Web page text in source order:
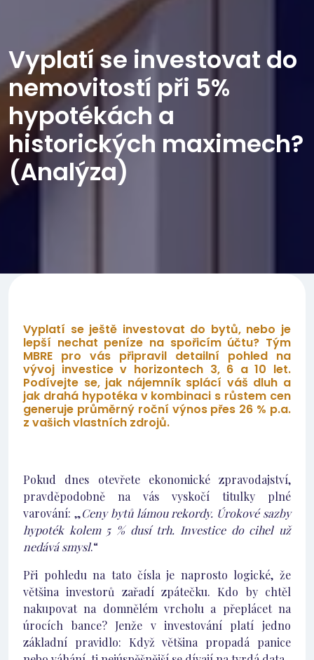
Vyplatí se investovat do
nemovitostí při 5%
hypotékách a
historických maximech?
(Analýza)
Vyplatí se ještě investovat do bytů, nebo je
lepší nechat peníze na spořicím účtu? Tým
MBRE pro vás připravil detailní pohled na
vývoj investice v horizontech 3, 6 a 10 let.
Podívejte se, jak nájemník splácí váš dluh a
jak drahá hypotéka v kombinaci s růstem cen
generuje průměrný roční výnos přes 26 % p.a.
z vašich vlastních zdrojů.
Pokud dnes otevřete ekonomické zpravodajství,
pravděpodobně na vás vyskočí titulky plné
varování: „Ceny bytů lámou rekordy. Úrokové sazby
hypoték kolem 5 % dusí trh. Investice do cihel už
nedává smysl.“
Při pohledu na tato čísla je naprosto logické, že
většina investorů zařadí zpátečku. Kdo by chtěl
nakupovat na domnělém vrcholu a přeplácet na
úrocích bance? Jenže v investování platí jedno
základní pravidlo: Když většina propadá panice